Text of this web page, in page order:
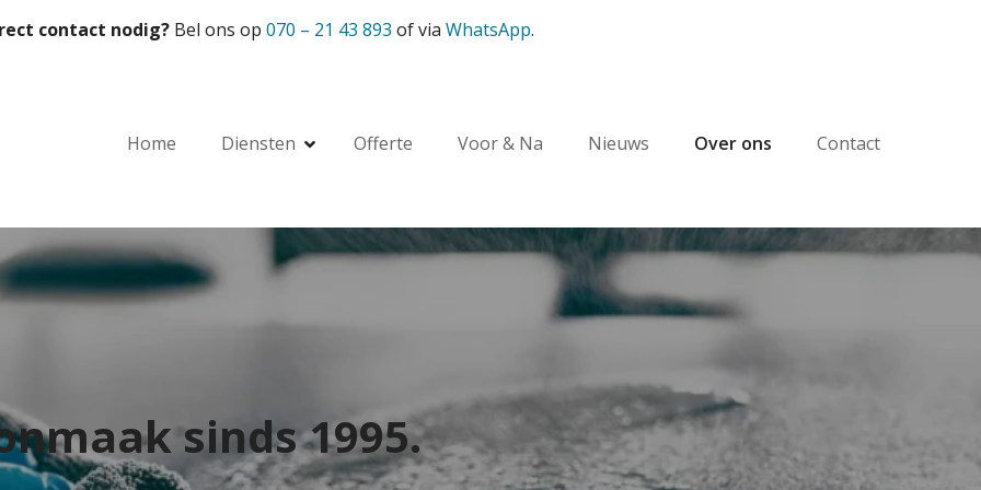
contact nodig? Bel ons op070 – 21 43 893 of viaWhatsApp.
Home Diensten Offerte Voor & Na Nieuws Over ons Contact
sinds 1995.